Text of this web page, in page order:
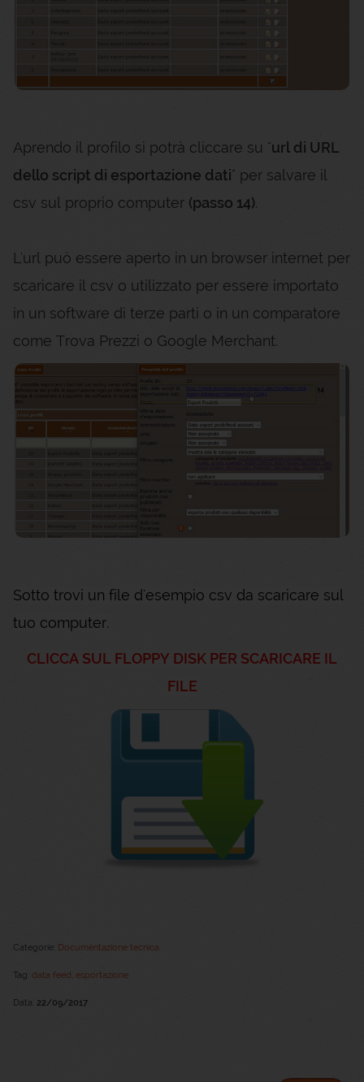
Aprendo il profilo si potrà cliccare su "url di URL
dello script di esportazione dati" per salvare il
csv sul proprio computer (passo 14).
L'url può essere aperto in un browser internet per
scaricare il csv o utilizzato per essere importato
in un software di terze parti o in un comparatore
come Trova Prezzi o Google Merchant.
Sotto trovi un file d'esempio csv da scaricare sul
tuo computer.
CLICCA SUL FLOPPY DISK PER SCARICARE IL
FILE
Categorie: Documentazione tecnica
Tag: data feed, esportazione
Data: 22/09/2017